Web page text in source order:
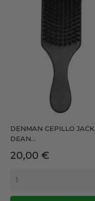
DENMAN CEPILLO JACK
DEAN...
Precio
20,00 €